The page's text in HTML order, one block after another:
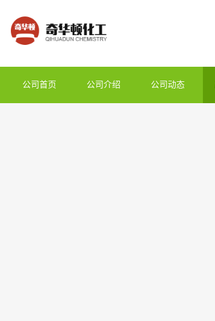
公司首页 公司介绍 公司动态